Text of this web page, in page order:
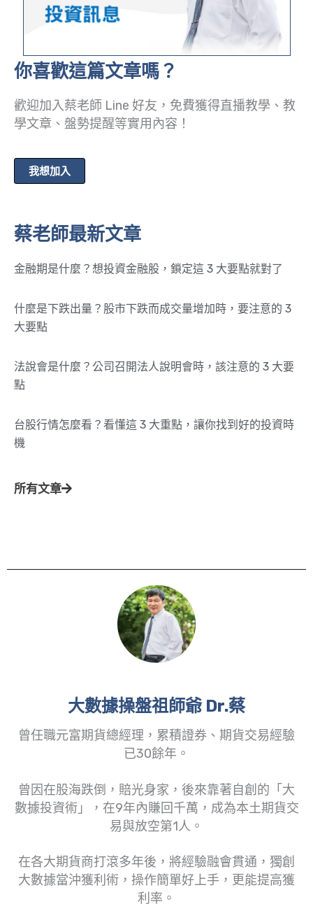
你喜歡這篇文章嗎？
歡迎加入蔡老師 Line 好友，免費獲得直播教學、教
學文章、盤勢提醒等實用內容！
我想加入
蔡老師最新文章
金融期是什麼？想投資金融股，鎖定這 3 大要點就對了
什麼是下跌出量？股市下跌而成交量增加時，要注意的 3
大要點
法說會是什麼？公司召開法人說明會時，該注意的 3 大要
點
台股行情怎麼看？看懂這 3 大重點，讓你找到好的投資時
機
所有文章
大數據操盤祖師爺 Dr.蔡
曾任職元富期貨總經理，累積證券、期貨交易經驗
已30餘年。
曾因在股海跌倒，賠光身家，後來靠著自創的「大
數據投資術」，在9年內賺回千萬，成為本土期貨交
易與放空第1人。
在各大期貨商打滾多年後，將經驗融會貫通，獨創
大數據當沖獲利術，操作簡單好上手，更能提高獲
利率。